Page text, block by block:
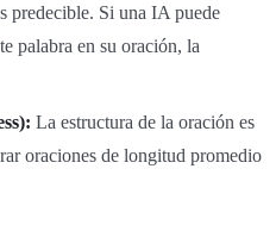
predecible. Si una IA puede
palabra en su oración, la
La estructura de la oración es
oraciones de longitud promedio